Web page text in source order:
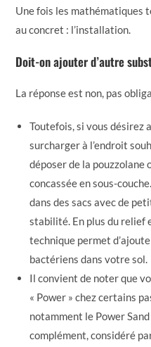
Une fois les mathématiques
au concret : l’installation.
Doit-on ajouter d’autre
La réponse est non, pas
Toutefois, si vous désirez
surcharger à l’endroit
déposer de la pouzzolane
concassée en sous-
dans des sacs avec de
stabilité. En plus du relief
technique permet
bactériens dans votre sol.
Il convient de noter que
« Power » chez certains
notamment le Power
complément, considéré